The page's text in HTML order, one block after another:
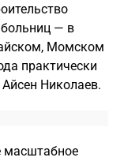
— в
Момском
практически
Николаев.
масштабное